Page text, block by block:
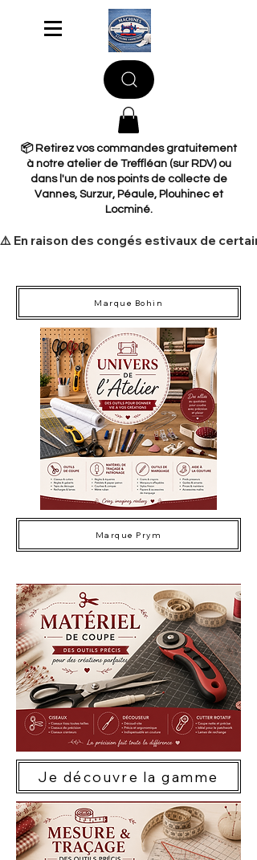
📦 Retirez vos commandes gratuitement
à notre atelier de Treffléan (sur RDV) ou
dans l'un de nos points de collecte de
Vannes, Surzur, Péaule, Plouhinec et
Locminé.
​⚠️ En raison des congés estivaux de
Marque Bohin
Marque Prym
Je découvre la gamme